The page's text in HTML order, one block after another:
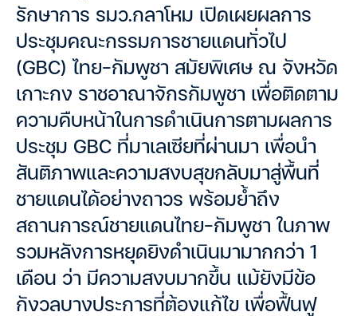
รักษาการ รมว.กลาโหม เปิดเผยผลการ
ประชุมคณะกรรมการชายแดนทั่วไป
(GBC) ไทย-กัมพูชา สมัยพิเศษ ณ จังหวัด
เกาะกง ราชอาณาจักรกัมพูชา เพื่อติดตาม
ความคืบหน้าในการดำเนินการตามผลการ
ประชุม GBC ที่มาเลเซียที่ผ่านมา เพื่อนำ
สันติภาพและความสงบสุขกลับมาสู่พื้นที่
ชายแดนได้อย่างถาวร พร้อมย้ำถึง
สถานการณ์ชายแดนไทย-กัมพูชา ในภาพ
รวมหลังการหยุดยิงดำเนินมามากกว่า 1
เดือน ว่า มีความสงบมากขึ้น แม้ยังมีข้อ
กังวลบางประการที่ต้องแก้ไข เพื่อฟื้นฟู